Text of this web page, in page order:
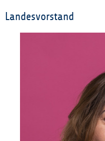
Landesvorstand